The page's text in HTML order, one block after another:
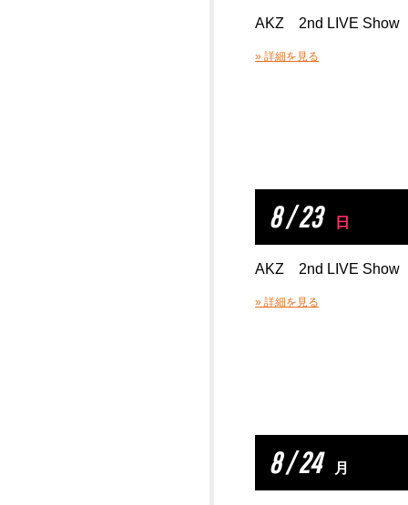
AKZ 2nd LIVE Show
» 詳細を見る
8 / 23 日
AKZ 2nd LIVE Show
» 詳細を見る
8 / 24 月